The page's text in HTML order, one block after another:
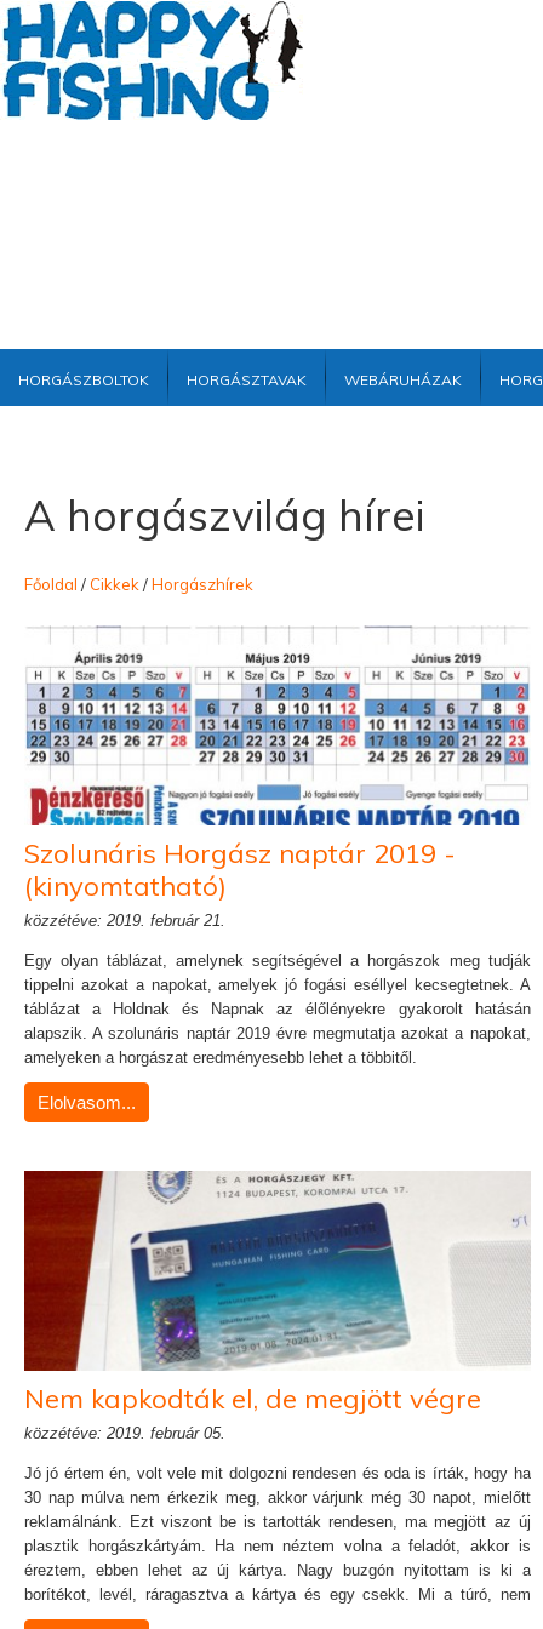
Horgászboltok Horgásztavak Webáruházak
A horgászvilág hírei
Főoldal / Cikkek /Horgászhírek
Szolunáris Horgász naptár 2019 -
(kinyomtatható)
közzétéve: 2019. február 21.
Egy olyan táblázat, amelynek segítségével a horgászok meg tudják
tippelni azokat a napokat, amelyek jó fogási eséllyel kecsegtetnek. A
táblázat a Holdnak és Napnak az élőlényekre gyakorolt hatásán
alapszik. A szolunáris naptár 2019 évre megmutatja azokat a napokat,
amelyeken a horgászat eredményesebb lehet a többitől.
Elolvasom...
Nem kapkodták el, de megjött végre
közzétéve: 2019. február 05.
Jó jó értem én, volt vele mit dolgozni rendesen és oda is írták, hogy ha
30 nap múlva nem érkezik meg, akkor várjunk még 30 napot, mielőtt
reklamálnánk. Ezt viszont be is tartották rendesen, ma megjött az új
plasztik horgászkártyám. Ha nem néztem volna a feladót, akkor is
éreztem, ebben lehet az új kártya. Nagy buzgón nyitottam is ki a
borítékot, levél, ráragasztva a kártya és egy csekk. Mi a túró, nem
kapták meg a befizetésem!? Ááá dehogy csak egy ügyes üzleti húzás